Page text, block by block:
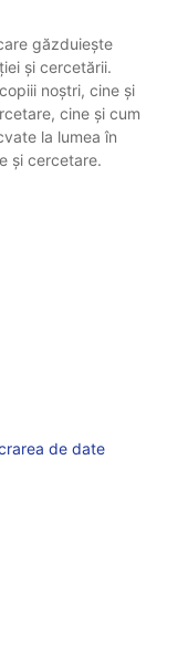
găzduiește
și cercetării.
noștri, cine și
cine și cum
la lumea în
și cercetare.
de date